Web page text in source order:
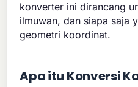
konverter ini dirancang
ilmuwan, dan siapa saja
geometri koordinat.
Apa itu Konversi